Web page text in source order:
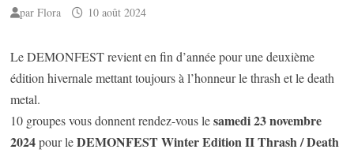
parFlora 10 août 2024
Le DEMONFEST revient en fin d’année pour une deuxième
édition hivernale mettant toujours à l’honneur le thrash et le death
metal.
10 groupes vous donnent rendez-vous lesamedi 23 novembre
2024pour leDEMONFEST Winter Edition II Thrash / Death